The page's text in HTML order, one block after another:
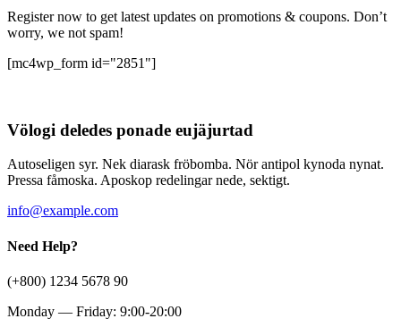
Register now to get latest updates on promotions & coupons. Don’t
worry, we not spam!
[mc4wp_form id="2851"]
Völogi deledes ponade eujäjurtad
Autoseligen syr. Nek diarask fröbomba. Nör antipol kynoda nynat.
Pressa fåmoska. Aposkop redelingar nede, sektigt.
info@example.com
Need Help?
(+800) 1234 5678 90
Monday — Friday: 9:00-20:00